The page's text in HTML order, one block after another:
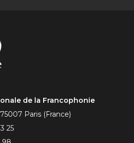
de la Francophonie
Paris (France)
25